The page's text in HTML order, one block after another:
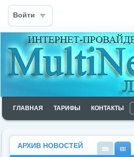
Войти
ГЛАВНАЯ ТАРИФЫ КОНТАКТЫ
АРХИВ НОВОСТЕЙ